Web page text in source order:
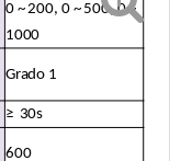
0 ~ 200, 0 ~ 500, 0 ~
1000
Grado 1
≥ 30s
600